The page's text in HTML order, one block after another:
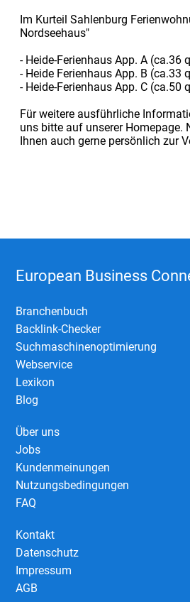
Im Kurteil Sahlenburg
Nordseehaus"
- Heide-Ferienhaus App. A (ca.36
- Heide Ferienhaus App. B (ca.33
- Heide-Ferienhaus App. C (ca.50
Für weitere ausführliche
uns bitte auf unserer Homepage.
Ihnen auch gerne persönlich zur
European Business
Branchenbuch
Backlink-Checker
Suchmaschinenoptimierung
Webservice
Lexikon
Blog
Über uns
Jobs
Kundenmeinungen
Nutzungsbedingungen
FAQ
Kontakt
Datenschutz
Impressum
AGB